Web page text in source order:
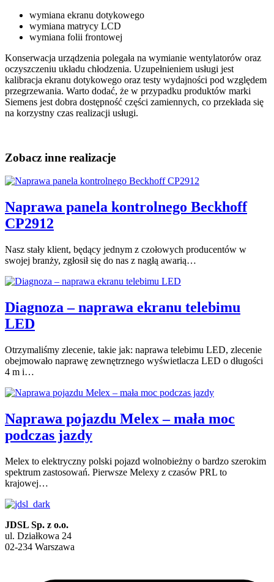
wymiana ekranu dotykowego
wymiana matrycy LCD
wymiana folii frontowej
Konserwacja urządzenia polegała na wymianie wentylatorów oraz
oczyszczeniu układu chłodzenia. Uzupełnieniem usługi jest
kalibracja ekranu dotykowego oraz testy wydajności pod względem
przegrzewania. Warto dodać, że w przypadku produktów marki
Siemens jest dobra dostępność części zamiennych, co przekłada się
na korzystny czas realizacji usługi.
Zobacz inne realizacje
Naprawa panela kontrolnego Beckhoff
CP2912
Nasz stały klient, będący jednym z czołowych producentów w
swojej branży, zgłosił się do nas z nagłą awarią…
Diagnoza – naprawa ekranu telebimu
LED
Otrzymaliśmy zlecenie, takie jak: naprawa telebimu LED, zlecenie
obejmowało naprawę zewnętrznego wyświetlacza LED o długości
4 m i…
Naprawa pojazdu Melex – mała moc
podczas jazdy
Melex to elektryczny polski pojazd wolnobieżny o bardzo szerokim
spektrum zastosowań. Pierwsze Melexy z czasów PRL to
krajowej…
JDSL Sp. z o.o.
ul. Działkowa 24
02-234 Warszawa